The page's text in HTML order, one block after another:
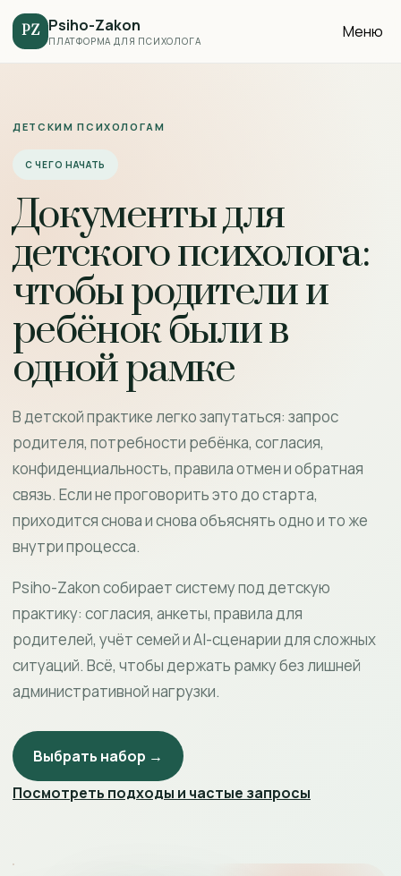
PZ Psiho-Zakon
ПЛАТФОРМА ДЛЯ ПСИХОЛОГА Меню
ДЕТСКИМ ПСИХОЛОГАМ
С ЧЕГО НАЧАТЬ
Документы для
детского психолога:
чтобы родители и
ребёнок были в
одной рамке
В детской практике легко запутаться: запрос
родителя, потребности ребёнка, согласия,
конфиденциальность, правила отмен и обратная
связь. Если не проговорить это до старта,
приходится снова и снова объяснять одно и то же
внутри процесса.
Psiho-Zakon собирает систему под детскую
практику: согласия, анкеты, правила для
родителей, учёт семей и AI-сценарии для сложных
ситуаций. Всё, чтобы держать рамку без лишней
административной нагрузки.
Выбрать набор →
Посмотреть подходы и частые запросы